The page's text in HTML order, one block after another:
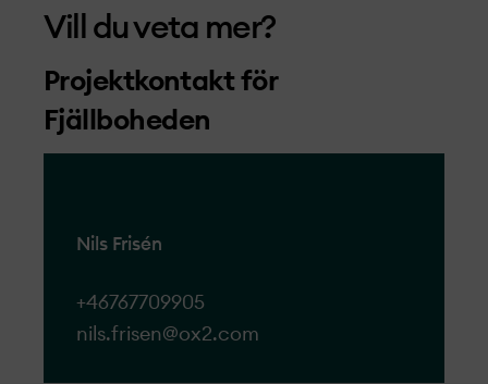
Vill du veta mer?
Projekt­­kontakt för
Fjällboheden
Nils Frisén
+46767709905
nils.frisen@ox2.com